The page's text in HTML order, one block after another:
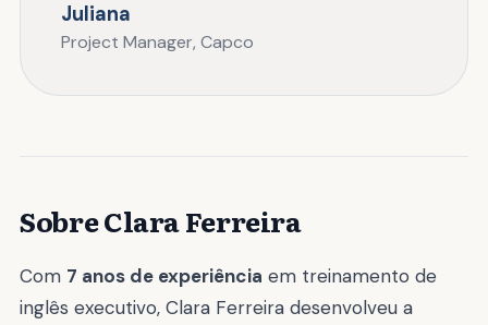
Juliana
Project Manager, Capco
Sobre Clara Ferreira
Com 7 anos de experiência em treinamento de
inglês executivo, Clara Ferreira desenvolveu a